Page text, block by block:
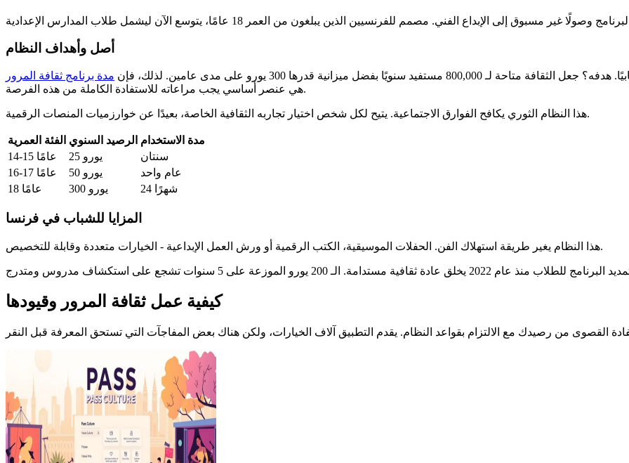
أصل وأهداف النظام
مدة برنامج ثقافة المرور
هي عنصر أساسي يجب مراعاته للاستفادة الكاملة من هذه الفرصة.
هذا النظام الثوري يكافح الفوارق الاجتماعية. يتيح لكل شخص اختيار تجاربه الثقافية الخاصة، بعيدًا عن خوارزميات المنصات الرقمية.
الفئة العمرية الرصيد السنوي مدة الاستخدام
14-15 عامًا
25 يورو
سنتان
16-17 عامًا
50 يورو
عام واحد
18 عامًا
300 يورو 24 شهرًا
المزايا للشباب في فرنسا
هذا النظام يغير طريقة استهلاك الفن. الحفلات الموسيقية، الكتب الرقمية أو ورش العمل الإبداعية - الخيارات متعددة وقابلة للتخصيص.
كيفية عمل ثقافة المرور وقيودها